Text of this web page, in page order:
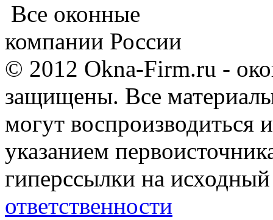
Все оконные
компании России
© 2012 Okna-Firm.ru -
защищены. Все
могут воспроизводиться
указанием
гиперссылки на
ответственности